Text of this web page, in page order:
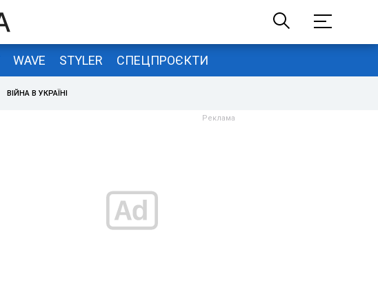
WAVE STYLER СПЕЦПРОЄКТИ
ВІЙНА В УКРАЇНІ